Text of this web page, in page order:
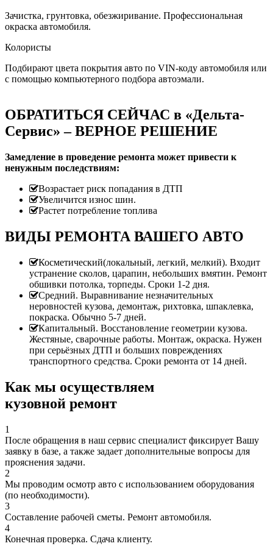
Зачистка, грунтовка, обезжиривание. Профессиональная
окраска автомобиля.
Колористы
Подбирают цвета покрытия авто по VIN-коду автомобиля или
с помощью компьютерного подбора автоэмали.
ОБРАТИТЬСЯ СЕЙЧАС в «Дельта-
Сервис» – ВЕРНОЕ РЕШЕНИЕ
Замедление в проведение ремонта может привести к
ненужным последствиям:
Возрастает риск попадания в ДТП
Увеличится износ шин.
Растет потребление топлива
ВИДЫ РЕМОНТА ВАШЕГО АВТО
Косметический(локальный, легкий, мелкий). Входит
устранение сколов, царапин, небольших вмятин. Ремонт
обшивки потолка, торпеды. Сроки 1-2 дня.
Средний. Выравнивание незначительных
неровностей кузова, демонтаж, рихтовка, шпаклевка,
покраска. Обычно 5-7 дней.
Капитальный. Восстановление геометрии кузова.
Жестяные, сварочные работы. Монтаж, окраска. Нужен
при серьёзных ДТП и больших повреждениях
транспортного средства. Сроки ремонта от 14 дней.
Как мы осуществляем
кузовной ремонт
1
После обращения в наш сервис специалист фиксирует Вашу
заявку в базе, а также задает дополнительные вопросы для
прояснения задачи.
2
Мы проводим осмотр авто с использованием оборудования
(по необходимости).
3
Составление рабочей сметы. Ремонт автомобиля.
4
Конечная проверка. Сдача клиенту.